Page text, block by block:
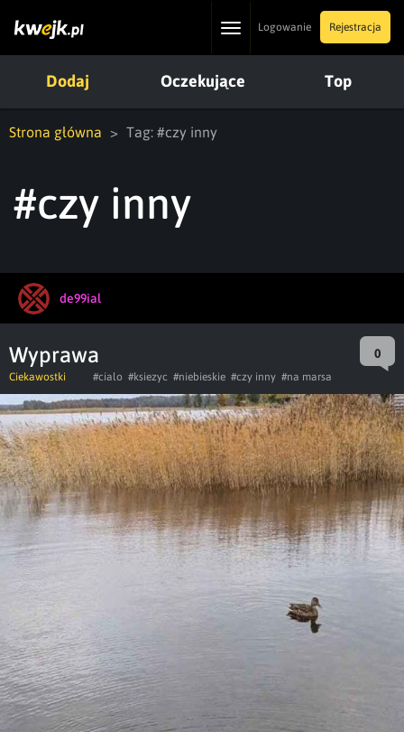
ToggleLogowanie Rejestracja
Dodaj Oczekujące Top
Strona główna Tag: #czy inny
#czy inny
de99ial
Wyprawa 0
Ciekawostki #cialo #ksiezyc #niebieskie #czy inny #na marsa